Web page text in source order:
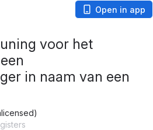
Open in app
voor het
in naam van een